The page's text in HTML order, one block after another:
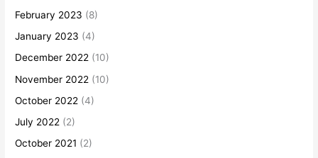
February 2023 (8)
January 2023 (4)
December 2022 (10)
November 2022 (10)
October 2022 (4)
July 2022 (2)
October 2021 (2)